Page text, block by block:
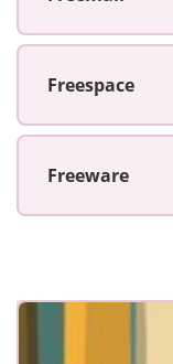
Freespace
Freeware